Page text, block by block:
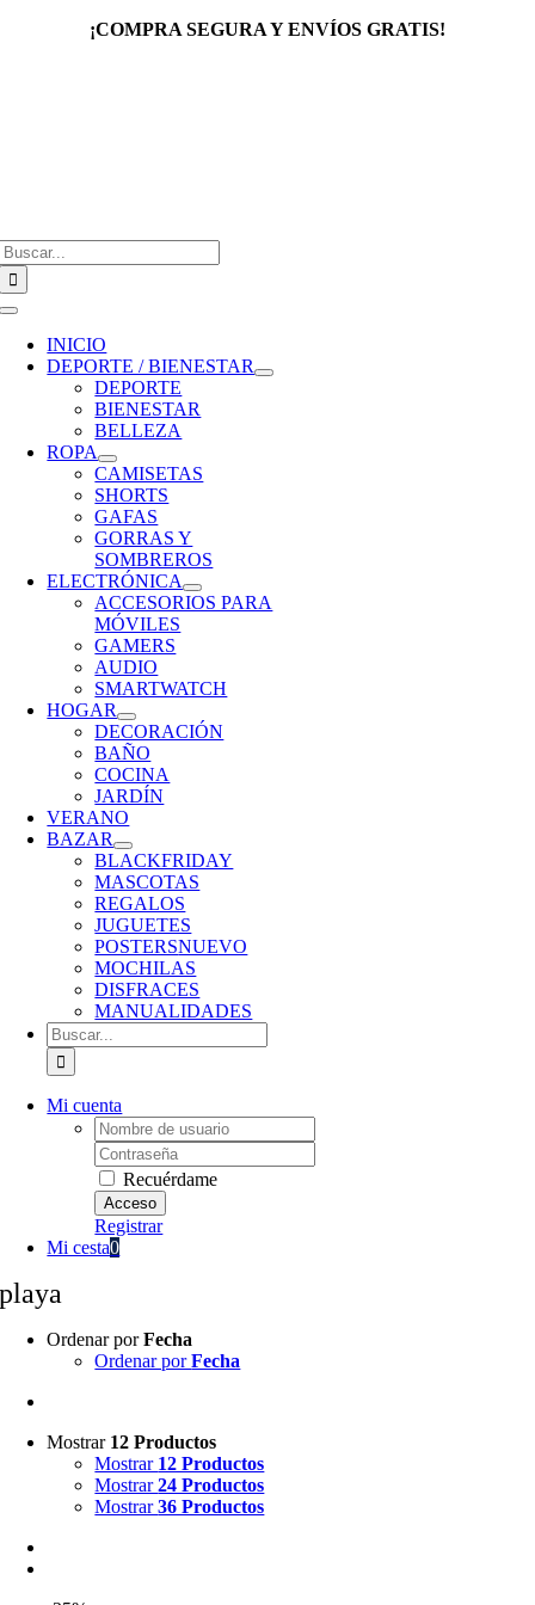
¡COMPRA SEGURA Y ENVÍOS GRATIS!
Toggle
Navigation
INICIO
DEPORTE / BIENESTAR
DEPORTE
BIENESTAR
BELLEZA
ROPA
CAMISETAS
SHORTS
GAFAS
GORRAS Y
SOMBREROS
ELECTRÓNICA
ACCESORIOS PARA
MÓVILES
GAMERS
AUDIO
SMARTWATCH
HOGAR
DECORACIÓN
BAÑO
COCINA
JARDÍN
VERANO
BAZAR
BLACKFRIDAY
MASCOTAS
REGALOS
JUGUETES
POSTERSNUEVO
MOCHILAS
DISFRACES
MANUALIDADES
Buscar:
Mi cuenta
Username:
Password:
Recuérdame
Registrar
Mi cesta0
playa
Ordenar porFecha
Ordenar porFecha
Mostrar 12 Productos
Mostrar 12 Productos
Mostrar24 Productos
Mostrar36 Productos